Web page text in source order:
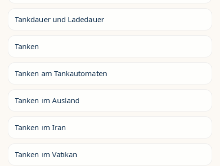
Tankdauer und Ladedauer
Tanken
Tanken am Tankautomaten
Tanken im Ausland
Tanken im Iran
Tanken im Vatikan